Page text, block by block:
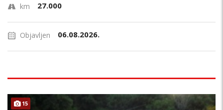
km 27.000
Objavljen 06.08.2026.
15